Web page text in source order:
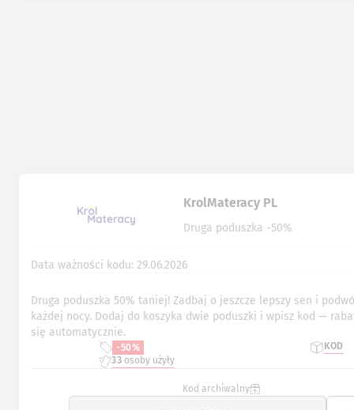
KrolMateracy PL
Druga poduszka -50%
Data ważności kodu: 29.06.2026
-50%
33 osoby użyły
KOD
Kod archiwalny
Druga poduszka 50% taniej! Zadbaj o jeszcze lepszy sen i
każdej nocy. Dodaj do koszyka dwie poduszki i wpisz kod —
się automatycznie.